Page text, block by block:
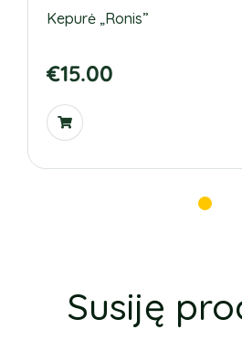
Kepurė „Ronis”
€15.00
Susiję